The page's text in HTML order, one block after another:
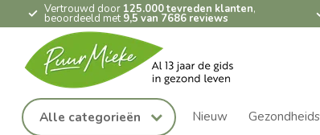
Vertrouwd door 125.000 tevreden klanten,
beoordeeld met 9,5 van 7686 reviews
Alle categorieën Nieuw